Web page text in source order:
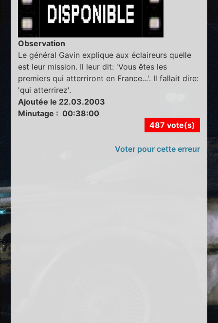
Observation
Le général Gavin explique aux éclaireurs quelle
est leur mission. Il leur dit: 'Vous êtes les
premiers qui atterriront en France...'. Il fallait dire:
'qui atterrirez'.
Ajoutée le 22.03.2003
Minutage : 00:38:00
487 vote(s)
Voter pour cette erreur